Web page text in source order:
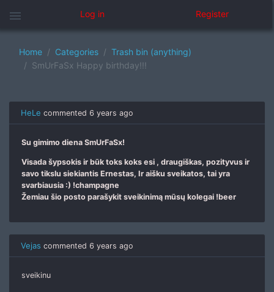
menu Log in Register
Home Categories
Trash bin (anything)
SmUrFaSx Happy birthday!!!
HeLe commented 6 years ago
Su gimimo diena SmUrFaSx!
Visada šypsokis ir būk toks koks esi , draugiškas, pozityvus ir
savo tikslu siekiantis Ernestas, Ir aišku sveikatos, tai yra
svarbiausia :) !champagne
Žemiau šio posto parašykit sveikinimą mūsų kolegai !beer
Vejas commented 6 years ago
sveikinu